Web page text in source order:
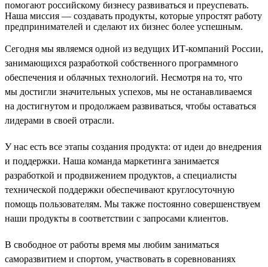
помогают российскому бизнесу развиваться и преуспевать.
Наша миссия — создавать продукты, которые упростят работу
предпринимателей и сделают их бизнес более успешным.
Сегодня мы являемся одной из ведущих ИТ-компаний России,
занимающихся разработкой собственного программного
обеспечения и облачных технологий. Несмотря на то, что
мы достигли значительных успехов, мы не останавливаемся
на достигнутом и продолжаем развиваться, чтобы оставаться
лидерами в своей отрасли.
У нас есть все этапы создания продукта: от идеи до внедрения
и поддержки. Наша команда маркетинга занимается
разработкой и продвижением продуктов, а специалисты
технической поддержки обеспечивают круглосуточную
помощь пользователям. Мы также постоянно совершенствуем
наши продукты в соответствии с запросами клиентов.
В свободное от работы время мы любим заниматься
саморазвитием и спортом, участвовать в соревнованиях